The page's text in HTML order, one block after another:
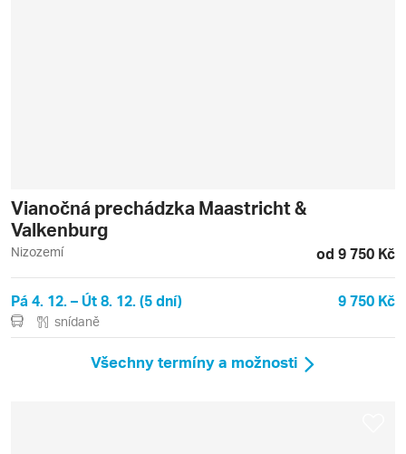
Vianočná prechádzka Maastricht &
Valkenburg
Nizozemí od 9 750 Kč
Pá 4. 12. – Út 8. 12. (5 dní) 9 750 Kč
snídaně
Všechny termíny a možnosti